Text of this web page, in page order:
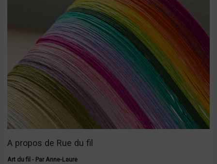
A propos de Rue du fil
Art du fil - Par Anne-Laure